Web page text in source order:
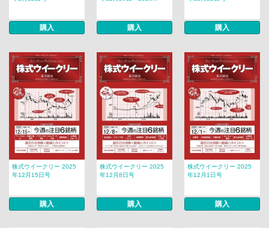
購入 購入 購入
株式ウイークリー 2025
年12月15日号
購入
株式ウイークリー 2025
年12月8日号
購入
株式ウイークリー 2025
年12月1日号
購入